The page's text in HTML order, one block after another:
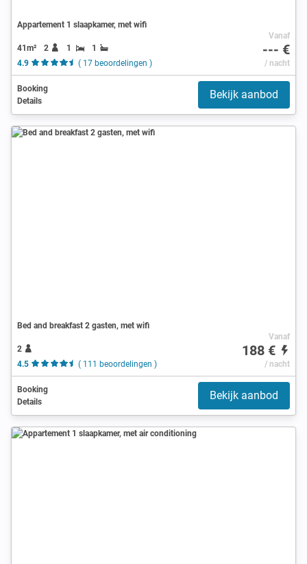
Appartement 1 slaapkamer, met wifi
41m² 2 1
1
4.9
( 17 beoordelingen )
Vanaf
--- €
/ nacht
Booking
Details
Bekijk aanbod
Bed and breakfast 2 gasten, met wifi
2
4.5
( 111 beoordelingen )
Vanaf
188 €
/ nacht
Booking
Details
Bekijk aanbod